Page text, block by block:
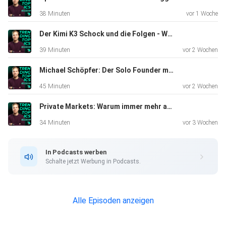
- Wie Christian zum Österreich-Chef von N26
Österreich-Standort
Mitarbeiter:innen-Beteiligungsprogramm
- neue Produkte und Services in den Bereichen Krypto,
38 Minuten vor 1 Woche
Der Kimi K3 Schock und die Folgen - Wasner + Steinschaden #14
39 Minuten vor 2 Wochen
Michael Schöpfer: Der Solo Founder mit 3 Mio. Dollar ARR aus Wien
45 Minuten vor 2 Wochen
Private Markets: Warum immer mehr außerhalb der Börse investiert wird
34 Minuten vor 3 Wochen
In Podcasts werben
Schalte jetzt Werbung in Podcasts.
Alle Episoden anzeigen